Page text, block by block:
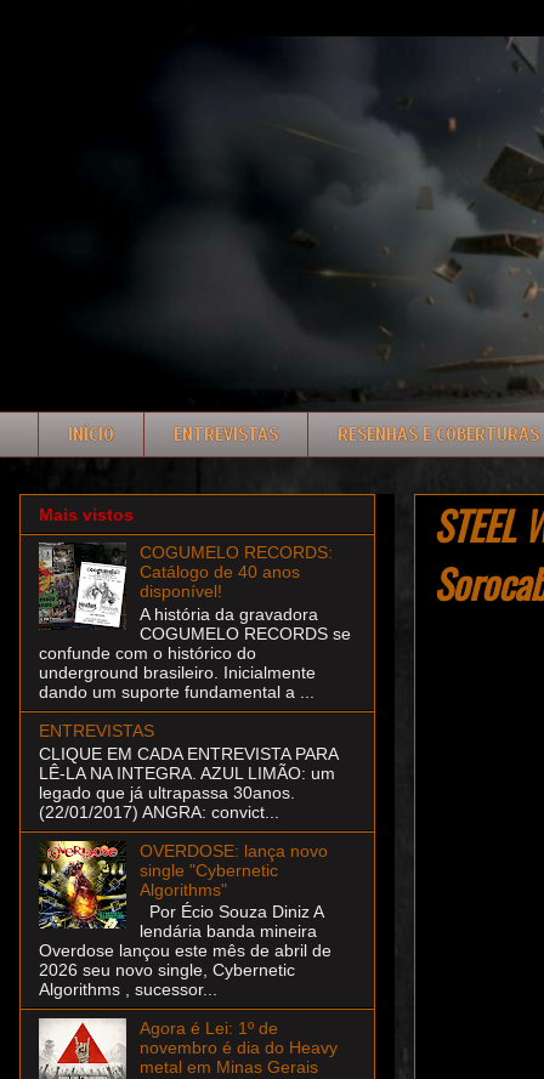
INÍCIO ENTREVISTAS RESENHAS E COBERTURAS
Mais vistos
COGUMELO RECORDS:
Catálogo de 40 anos
disponível!
A história da gravadora
COGUMELO RECORDS se
confunde com o histórico do
underground brasileiro. Inicialmente
dando um suporte fundamental a ...
ENTREVISTAS
CLIQUE EM CADA ENTREVISTA PARA
LÊ-LA NA INTEGRA. AZUL LIMÃO: um
legado que já ultrapassa 30anos.
(22/01/2017) ANGRA: convict...
OVERDOSE: lança novo
single "Cybernetic
Algorithms"
Por Écio Souza Diniz A
lendária banda mineira
Overdose lançou este mês de abril de
2026 seu novo single, Cybernetic
Algorithms , sucessor...
Agora é Lei: 1º de
novembro é dia do Heavy
metal em Minas Gerais